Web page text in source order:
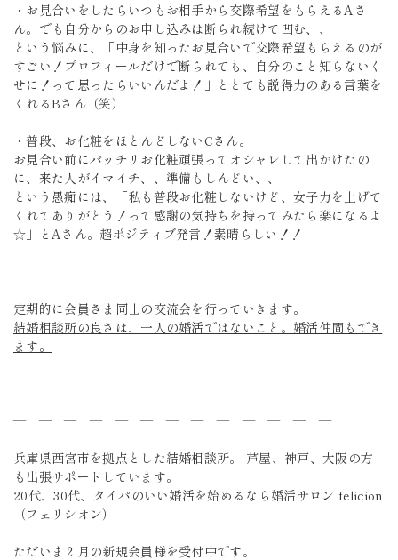
・お見合いをしたらいつもお相手から交際希望をもらえるAさ
ん。でも自分からのお申し込みは断られ続けて凹む、、
という悩みに、「中身を知ったお見合いで交際希望もらえるのが
すごい！プロフィールだけで断られても、自分のこと知らないく
せに！って思ったらいいんだよ！」ととても説得力のある言葉を
くれるBさん（笑）
・普段、お化粧をほとんどしないCさん。
お見合い前にバッチリお化粧頑張ってオシャレして出かけたの
に、来た人がイマイチ、、準備もしんどい、、
という愚痴には、「私も普段お化粧しないけど、女子力を上げて
くれてありがとう！って感謝の気持ちを持ってみたら楽になるよ
☆」とAさん。超ポジティブ発言！素晴らしい！！
定期的に会員さま同士の交流会を行っていきます。
結婚相談所の良さは、一人の婚活ではないこと。婚活仲間もでき
ます。
― ― ― ― ― ― ― ― ― ― ― ― ―
兵庫県西宮市を拠点とした結婚相談所。 芦屋、神戸、大阪の方
も出張サポートしています。
20代、30代、タイパのいい婚活を始めるなら婚活サロン felicion
（フェリシオン）
ただいま２月の新規会員様を受付中です。